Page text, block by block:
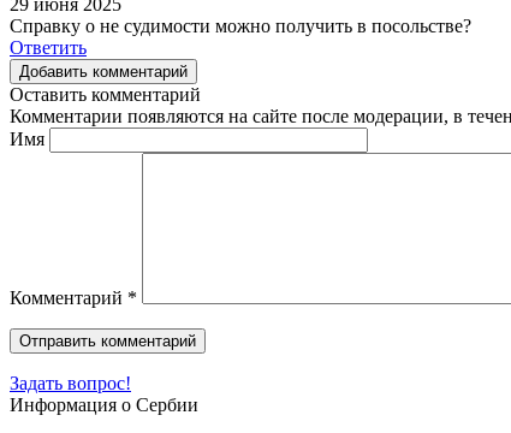
Справку о не судимости можно получить в посольстве?
Ответить
Добавить комментарий
Оставить комментарий
Комментарии появляются на сайте после модерации, в
Имя
Комментарий *
Задать вопрос!
Информация о Сербии